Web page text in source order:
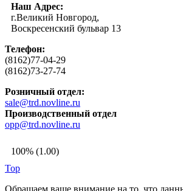
Наш Адрес:
г.Великий Новгород,
Воскресенский бульвар 13
Телефон:
(8162)77-04-29
(8162)73-27-74
Розничный отдел:
sale@trd.novline.ru
Производственный отдел
opp@trd.novline.ru
100% (1.00)
Top
Обращаем ваше внимание на то, что